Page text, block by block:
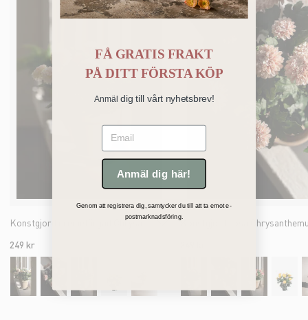
Konstgjord cremefärgad Chrysanthemum 30cm
249 kr
FÅ GRATIS FRAKT
PÅDITT FÖRSTA KÖP
Anmäl dig till vårt nyhetsbrev!
Email
Anmäl dig här!
Genom att registrera dig, samtycker du till att ta emot e-
postmarknadsföring.